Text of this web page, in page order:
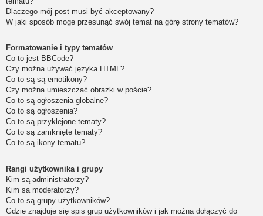
Dlaczego mój post musi być akceptowany?
W jaki sposób mogę przesunąć swój temat na górę strony tematów?
Formatowanie i typy tematów
Co to jest BBCode?
Czy można używać języka HTML?
Co to są są emotikony?
Czy można umieszczać obrazki w poście?
Co to są ogłoszenia globalne?
Co to są ogłoszenia?
Co to są przyklejone tematy?
Co to są zamknięte tematy?
Co to są ikony tematu?
Rangi użytkownika i grupy
Kim są administratorzy?
Kim są moderatorzy?
Co to są grupy użytkowników?
Gdzie znajduje się spis grup użytkowników i jak można dołączyć do